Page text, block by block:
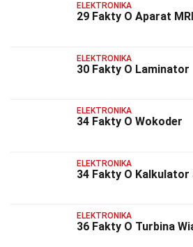
ELEKTRONIKA
29 Fakty O Aparat MRI
ELEKTRONIKA
30 Fakty O Laminator
ELEKTRONIKA
34 Fakty O Wokoder
ELEKTRONIKA
34 Fakty O Kalkulator
ELEKTRONIKA
36 Fakty O Turbina